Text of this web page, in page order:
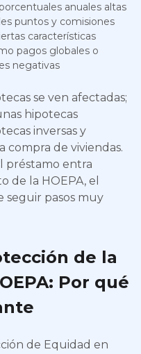
anuales altas
puntos y comisiones
características
pagos globales o
negativas
se ven afectadas;
hipotecas
inversas y
compra de viviendas.
préstamo entra
de la HOEPA, el
seguir pasos muy
de la
Por qué
de Equidad en